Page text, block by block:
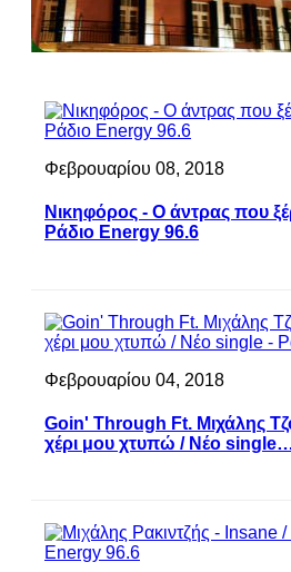
Φεβρουαρίου 08, 2018
Νικηφόρος - Ο άντρας που
Ράδιο Energy 96.6
Φεβρουαρίου 04, 2018
Goin' Through Ft. Μιχάλης
χέρι μου χτυπώ / Νέο